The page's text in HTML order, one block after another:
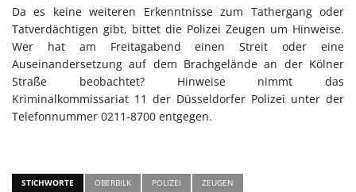
Da es keine weiteren Erkenntnisse zum Tathergang oder
Tatverdächtigen gibt, bittet die Polizei Zeugen um Hinweise.
Wer hat am Freitagabend einen Streit oder eine
Auseinandersetzung auf dem Brachgelände an der Kölner
Straße beobachtet? Hinweise nimmt das
Kriminalkommissariat 11 der Düsseldorfer Polizei unter der
Telefonnummer 0211-8700 entgegen.
STICHWORTE OBERBILK POLIZEI ZEUGEN